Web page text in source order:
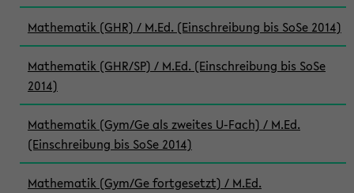
Mathematik (GHR) / M.Ed. (Einschreibung bis SoSe 2014)
Mathematik (GHR/SP) / M.Ed. (Einschreibung bis SoSe
2014)
Mathematik (Gym/Ge als zweites U-Fach) / M.Ed.
(Einschreibung bis SoSe 2014)
Mathematik (Gym/Ge fortgesetzt) / M.Ed.